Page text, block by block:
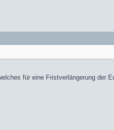
für eine Fristverlängerung der